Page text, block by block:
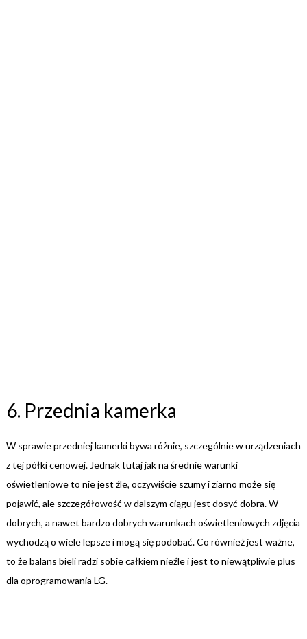
6. Przednia kamerka
W sprawie przedniej kamerki bywa różnie, szczególnie w urządzeniach
z tej półki cenowej. Jednak tutaj jak na średnie warunki
oświetleniowe to nie jest źle, oczywiście szumy i ziarno może się
pojawić, ale szczegółowość w dalszym ciągu jest dosyć dobra. W
dobrych, a nawet bardzo dobrych warunkach oświetleniowych zdjęcia
wychodzą o wiele lepsze i mogą się podobać. Co również jest ważne,
to że balans bieli radzi sobie całkiem nieźle i jest to niewątpliwie plus
dla oprogramowania LG.